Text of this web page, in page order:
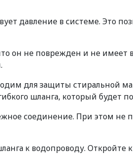
давление в системе. Это
он не поврежден и не
для защиты стиральной
шланга, который будет
соединение. При этом не
к водопроводу. Откройте